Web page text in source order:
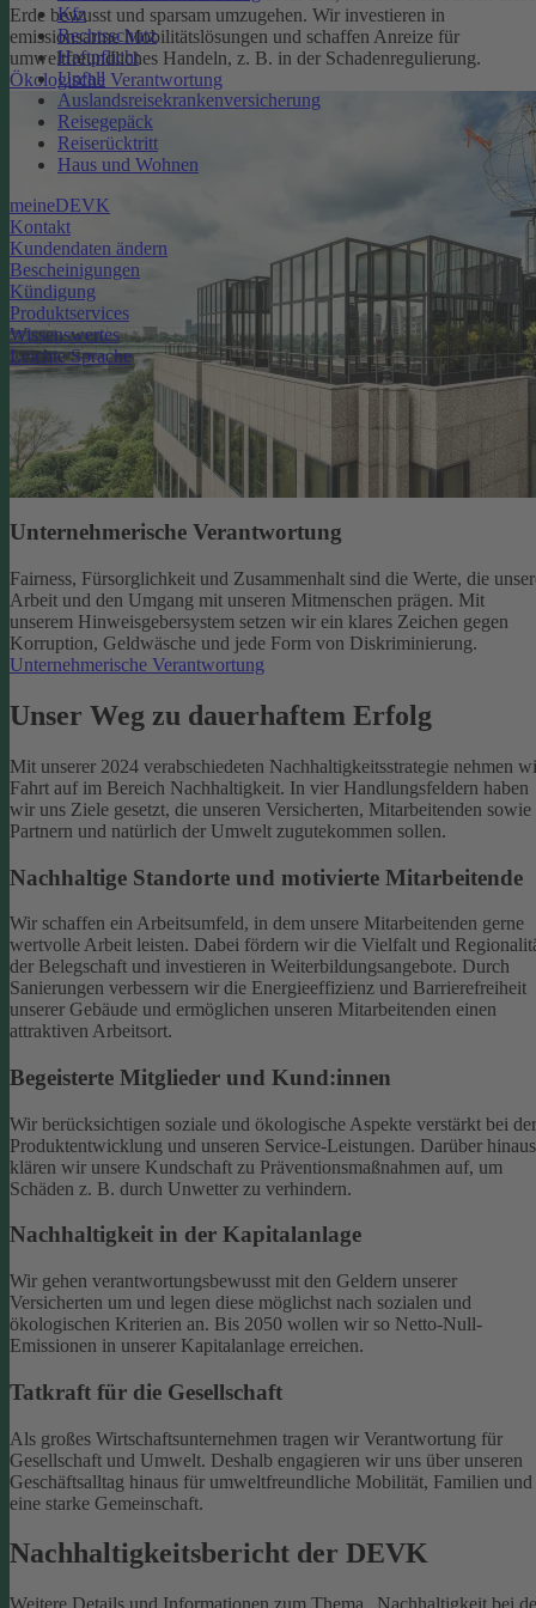
Kfz
Rechtsschutz
Haftpflicht
Unfall
Auslandsreisekrankenversicherung
Reisegepäck
Reiserücktritt
Haus und Wohnen
meineDEVK
Kontakt
Kundendaten ändern
Bescheinigungen
Kündigung
Produktservices
Wissenswertes
Leichte Sprache
Erde bewusst und sparsam umzugehen. Wir investieren in
emissionsarme Mobilitätslösungen und schaffen Anreize für
umweltfreundliches Handeln, z. B. in der Schadenregulierung.
Ökologische Verantwortung
Unternehmerische Verantwortung
Fairness, Fürsorglichkeit und Zusammenhalt sind die Werte, die
Arbeit und den Umgang mit unseren Mitmenschen prägen. Mit
unserem Hinweisgebersystem setzen wir ein klares Zeichen gegen
Korruption, Geldwäsche und jede Form von Diskriminierung.
Unternehmerische Verantwortung
Unser Weg zu dauerhaftem Erfolg
Mit unserer 2024 verabschiedeten Nachhaltigkeitsstrategie nehmen
Fahrt auf im Bereich Nachhaltigkeit. In vier Handlungsfeldern haben
wir uns Ziele gesetzt, die unseren Versicherten, Mitarbeitenden sowie
Partnern und natürlich der Umwelt zugutekommen sollen.
Nachhaltige Standorte und motivierte Mitarbeitende
Wir schaffen ein Arbeitsumfeld, in dem unsere Mitarbeitenden gerne
wertvolle Arbeit leisten. Dabei fördern wir die Vielfalt und
der Belegschaft und investieren in Weiterbildungsangebote. Durch
Sanierungen verbessern wir die Energieeffizienz und Barrierefreiheit
unserer Gebäude und ermöglichen unseren Mitarbeitenden einen
attraktiven Arbeitsort.
Begeisterte Mitglieder und Kund:innen
Wir berücksichtigen soziale und ökologische Aspekte verstärkt bei der
Produktentwicklung und unseren Service-Leistungen. Darüber hinaus
klären wir unsere Kundschaft zu Präventionsmaßnahmen auf, um
Schäden z. B. durch Unwetter zu verhindern.
Nachhaltigkeit in der Kapitalanlage
Wir gehen verantwortungsbewusst mit den Geldern unserer
Versicherten um und legen diese möglichst nach sozialen und
ökologischen Kriterien an. Bis 2050 wollen wir so Netto-Null-
Emissionen in unserer Kapitalanlage erreichen.
Tatkraft für die Gesellschaft
Als großes Wirtschaftsunternehmen tragen wir Verantwortung für
Gesellschaft und Umwelt. Deshalb engagieren wir uns über unseren
Geschäftsalltag hinaus für umweltfreundliche Mobilität, Familien und
eine starke Gemeinschaft.
Nachhaltigkeitsbericht der DEVK